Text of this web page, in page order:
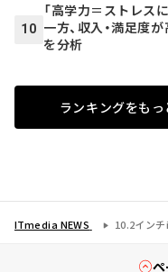
10
「高学力＝ストレス
一方、収入・満足
を分析
ランキングをもっ
ITmedia NEWS 10.2イン